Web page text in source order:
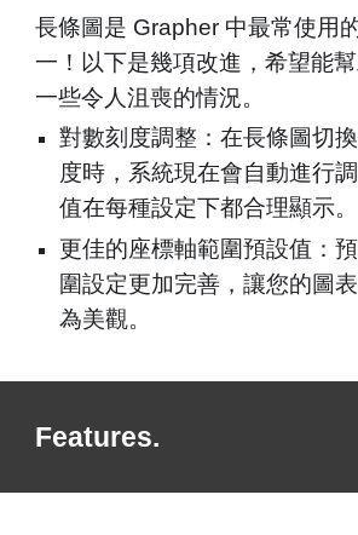
長條圖是 Grapher 中最常使用
一！以下是幾項改進，希望能
一些令人沮喪的情況。
對數刻度調整：在長條圖切
度時，系統現在會自動進行
值在每種設定下都合理顯示。
更佳的座標軸範圍預設值：
圍設定更加完善，讓您的圖
為美觀。
Features.